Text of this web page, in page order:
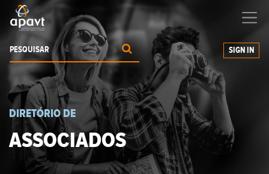
a expandir os seus negócios
SIGN IN
DIRETÓRIO DE
ASSOCIADOS